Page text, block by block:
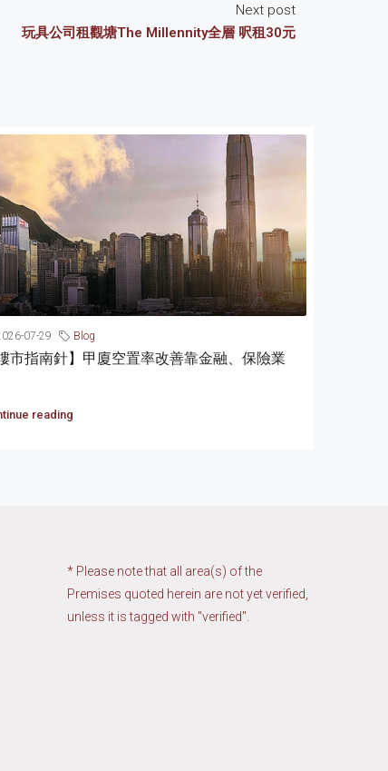
Next post
玩具公司租觀塘The Millennity全層 呎租30元
07-29 Blog
樓市指南針】甲廈空置率改善靠金融、保險業
reading
* Please note that all area(s) of the
Premises quoted herein are not yet verified,
unless it is tagged with "verified".